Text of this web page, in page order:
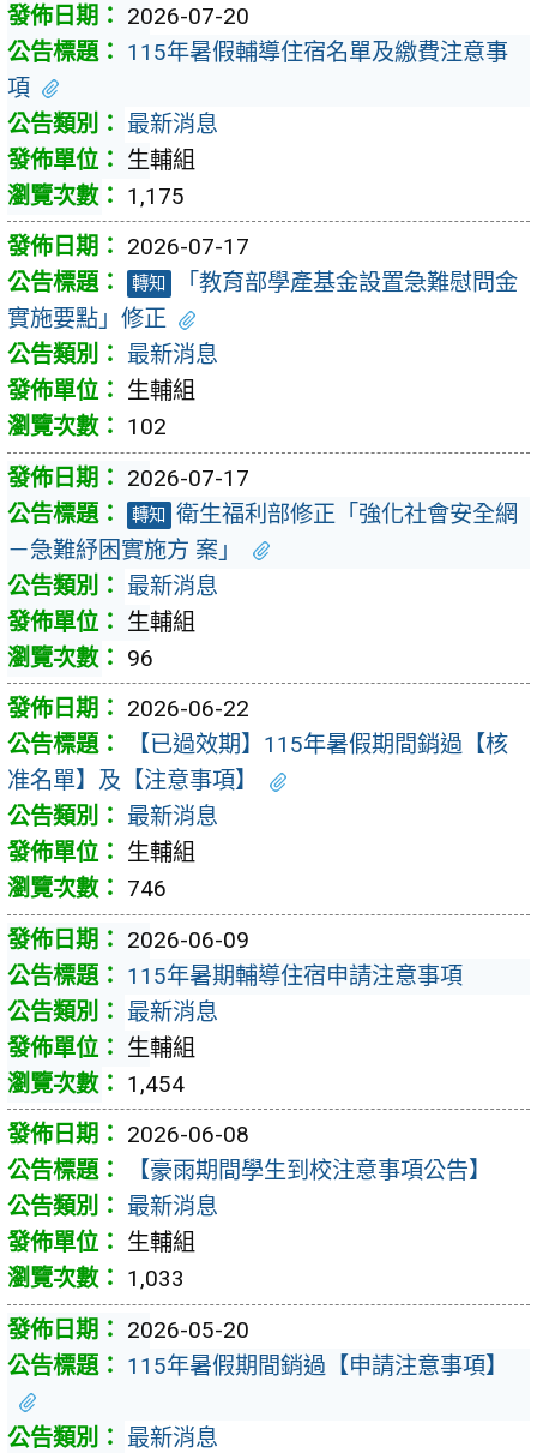
2026-07-20
115年暑假輔導住宿名單及繳費注意事
項
最新消息
生輔組
1,175
2026-07-17
轉知
「教育部學產基金設置急難慰問金
實施要點」修正
最新消息
生輔組
102
2026-07-17
轉知
衛生福利部修正「強化社會安全網
－急難紓困實施方 案」
最新消息
生輔組
96
2026-06-22
【已過效期】115年暑假期間銷過【核
准名單】及【注意事項】
最新消息
生輔組
746
2026-06-09
115年暑期輔導住宿申請注意事項
最新消息
生輔組
1,454
2026-06-08
【豪雨期間學生到校注意事項公告】
最新消息
生輔組
1,033
2026-05-20
115年暑假期間銷過【申請注意事項】
最新消息